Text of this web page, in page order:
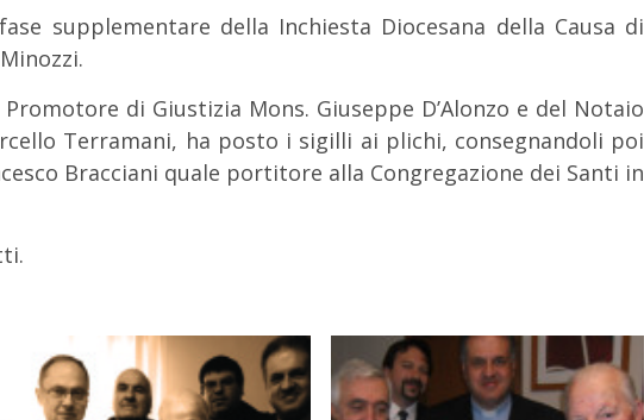
supplementare della Inchiesta Diocesana della Causa di
di Giustizia Mons. Giuseppe D’Alonzo e del Notaio
Terramani, ha posto i sigilli ai plichi, consegnandoli poi
Bracciani quale portitore alla Congregazione dei Santi in